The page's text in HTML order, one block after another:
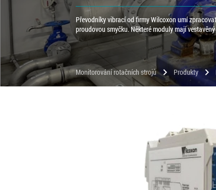
Převodníky vibrací od firmy Wilcoxon umí
proudovou smyčku. Některé moduly mají
Monitorování rotačních strojů chevron_right Produkty chevron_right